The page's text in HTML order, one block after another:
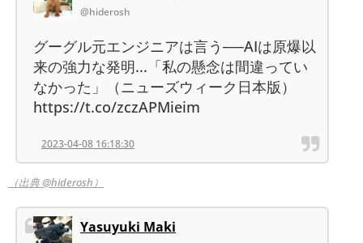
@hiderosh
グーグル元エンジニアは言う──AIは原爆以
来の強力な発明...「私の懸念は間違ってい
なかった」（ニューズウィーク日本版）
https://t.co/zczAPMieim
2023-04-08 16:18:30
（出典 @hiderosh）
Yasuyuki Maki